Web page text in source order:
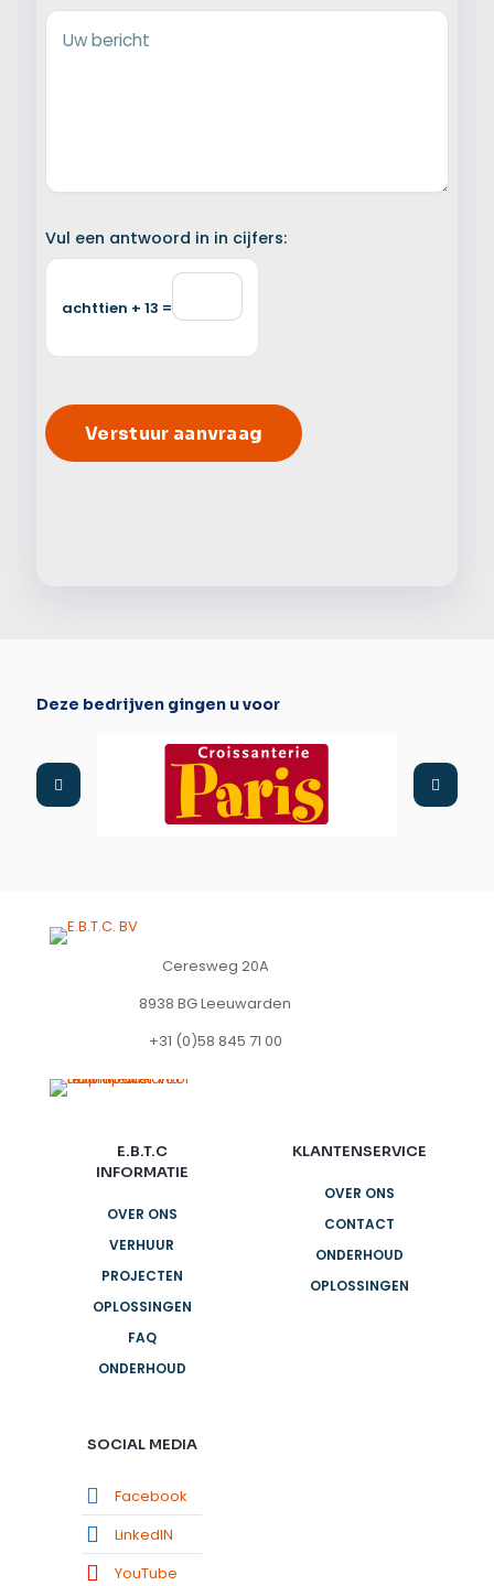
Uw bericht
Vul een antwoord in in cijfers:
achttien + 13 =
Deze bedrijven gingen u voor
Ceresweg 20A
8938 BG Leeuwarden
+31 (0)58 845 71 00
E.B.T.C
INFORMATIE
OVER ONS
VERHUUR
PROJECTEN
OPLOSSINGEN
FAQ
ONDERHOUD
KLANTENSERVICE
OVER ONS
CONTACT
ONDERHOUD
OPLOSSINGEN
SOCIAL MEDIA
Facebook
LinkedIN
YouTube